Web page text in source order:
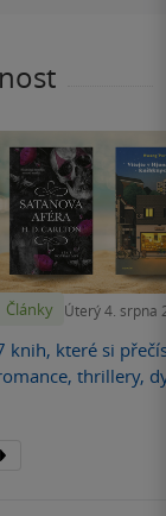
Články Úterý 4. srpna
knih, které si
thrillery,